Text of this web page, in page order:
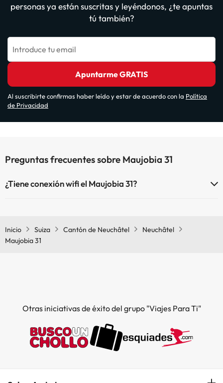
personas ya están suscritas y leyéndonos, ¿te apuntas
tú también?
Introduce tu email
Apuntarme GRATIS
Al suscribirte confirmas haber leído y estar de acuerdo con la Política
de Privacidad
Preguntas frecuentes sobre Maujobia 31
¿Tiene conexión wifi el Maujobia 31?
Inicio Suiza Cantón de Neuchâtel
Neuchâtel
Maujobia 31
Otras iniciativas de éxito del grupo "Viajes Para Ti"